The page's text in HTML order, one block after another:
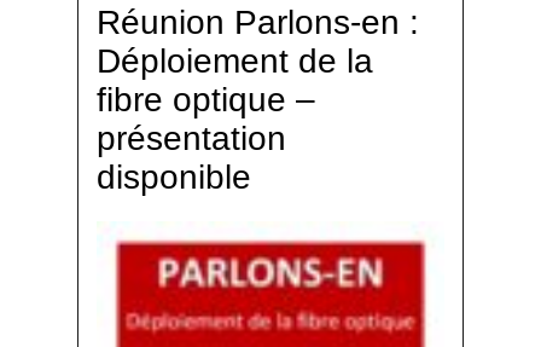
Réunion Parlons-en :
Déploiement de la
fibre optique –
présentation
disponible